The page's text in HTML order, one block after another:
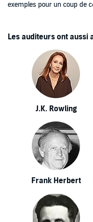
exemples pour un coup de
Les auditeurs ont aussi
J.K. Rowling
Frank Herbert